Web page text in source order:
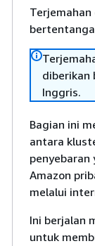
diberikan
Inggris.
Bagian ini
antara
penyebaran
Amazon
melalui
Ini berjalan
untuk